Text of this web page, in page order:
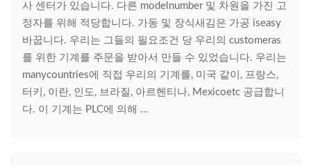
사 센터가 있습니다. 다른 modelnumber 및 차원을 가진 고
정자를 위해 적당합니다. 가동 및 장식새김은 가공 iseasy
바꿉니다. 우리는 그들의 필요조건 당 우리의 customeras
를 위한 기계를 주문을 받아서 만들 수 있었습니다. 우리는
manycountries에 직접 우리의 기계를, 미국 같이, 프랑스,
터키, 이란, 인도, 브라질, 아르헨티나, Mexicoetc 공급합니
다. 이 기계는 PLC에 의해 ...